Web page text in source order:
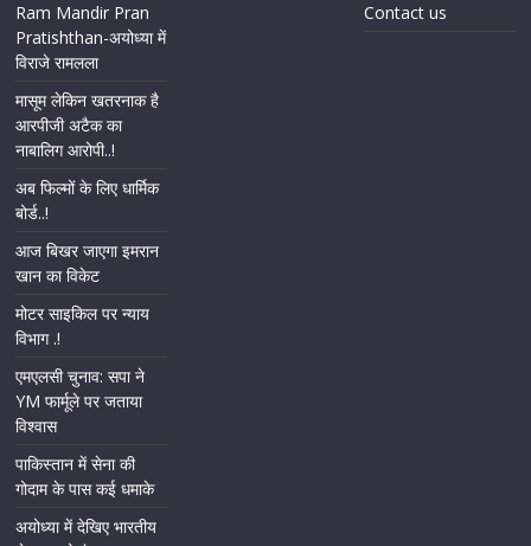
Ram Mandir Pran
Pratishthan-अयोध्या में
विराजे रामलला
मासूम लेकिन खतरनाक है
आरपीजी अटैक का
नाबालिग आरोपी..!
अब फिल्मों के लिए धार्मिक
बोर्ड..!
आज बिखर जाएगा इमरान
खान का विकेट
मोटर साइकिल पर न्याय
विभाग .!
एमएलसी चुनाव: सपा ने
YM फार्मूले पर जताया
विश्वास
पाकिस्तान में सेना की
गोदाम के पास कई धमाके
अयोध्या में देखिए भारतीय
Contact us